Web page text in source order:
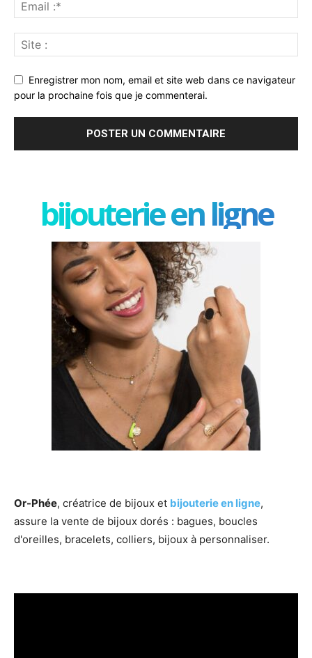
Enregistrer mon nom, email et site web dans ce navigateur
pour la prochaine fois que je commenterai.
bijouterie en ligne
Or-Phée, créatrice de bijoux et bijouterie en ligne,
assure la vente de bijoux dorés : bagues, boucles
d'oreilles, bracelets, colliers, bijoux à personnaliser.